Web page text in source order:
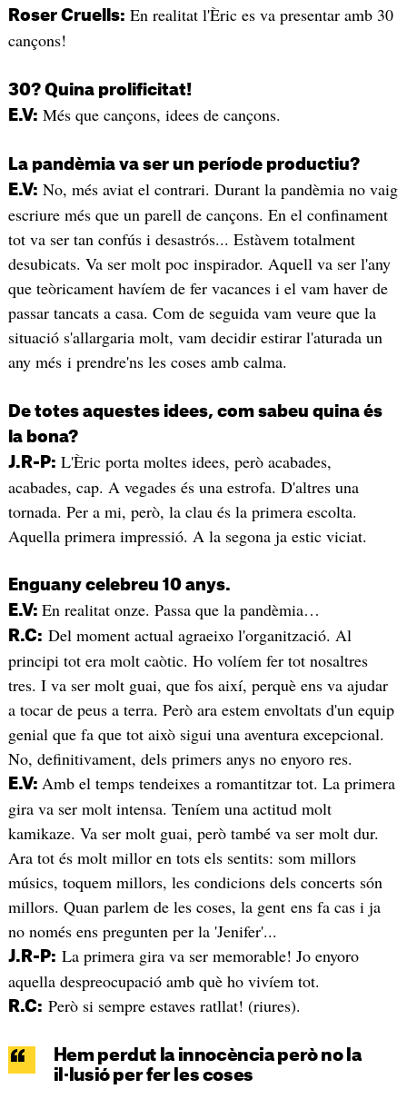
Roser Cruells: En realitat l'Èric es va presentar amb 30
cançons!
30? Quina prolificitat!
E.V: Més que cançons, idees de cançons.
La pandèmia va ser un període productiu?
E.V: No, més aviat el contrari. Durant la pandèmia no vaig
escriure més que un parell de cançons. En el confinament
tot va ser tan confús i desastrós... Estàvem totalment
desubicats. Va ser molt poc inspirador. Aquell va ser l'any
que teòricament havíem de fer vacances i el vam haver de
passar tancats a casa. Com de seguida vam veure que la
situació s'allargaria molt, vam decidir estirar l'aturada un
any més i prendre'ns les coses amb calma.
De totes aquestes idees, com sabeu quina és
la bona?
J.R-P: L'Èric porta moltes idees, però acabades,
acabades, cap. A vegades és una estrofa. D'altres una
tornada. Per a mi, però, la clau és la primera escolta.
Aquella primera impressió. A la segona ja estic viciat.
Enguany celebreu 10 anys.
E.V: En realitat onze. Passa que la pandèmia…
R.C: Del moment actual agraeixo l'organització. Al
principi tot era molt caòtic. Ho volíem fer tot nosaltres
tres. I va ser molt guai, que fos així, perquè ens va ajudar
a tocar de peus a terra. Però ara estem envoltats d'un equip
genial que fa que tot això sigui una aventura excepcional.
No, definitivament, dels primers anys no enyoro res.
E.V: Amb el temps tendeixes a romantitzar tot. La primera
gira va ser molt intensa. Teníem una actitud molt
kamikaze. Va ser molt guai, però també va ser molt dur.
Ara tot és molt millor en tots els sentits: som millors
músics, toquem millors, les condicions dels concerts són
millors. Quan parlem de les coses, la gent ens fa cas i ja
no només ens pregunten per la 'Jenifer'...
J.R-P: La primera gira va ser memorable! Jo enyoro
aquella despreocupació amb què ho vivíem tot.
R.C: Però si sempre estaves ratllat! (riures).
Hem perdut la innocència però no la
il·lusió per fer les coses